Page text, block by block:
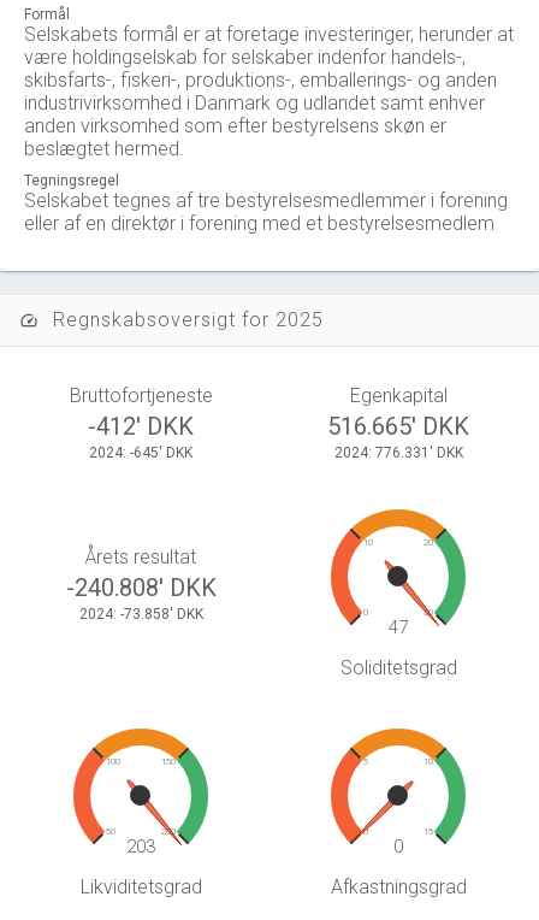
Formål
Selskabets formål er at foretage investeringer, herunder at
være holdingselskab for selskaber indenfor handels-,
skibsfarts-, fiskeri-, produktions-, emballerings- og anden
industrivirksomhed i Danmark og udlandet samt enhver
anden virksomhed som efter bestyrelsens skøn er
beslægtet hermed.
Tegningsregel
Selskabet tegnes af tre bestyrelsesmedlemmer i forening
eller af en direktør i forening med et bestyrelsesmedlem
speed Regnskabsoversigt for 2025
Bruttofortjeneste
-412' DKK
2024: -645' DKK
Egenkapital
516.665' DKK
2024: 776.331' DKK
Årets resultat
-240.808' DKK
2024: -73.858' DKK 0
10 20
30
47
Soliditetsgrad
50
100 150
200
203
Likviditetsgrad
0
5 10
15
0
Afkastningsgrad